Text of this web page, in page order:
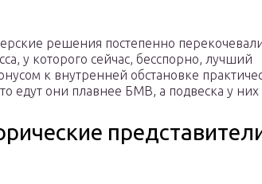
решения постепенно
у которого сейчас, бесспорно, лучший
к внутренней обстановке
едут они плавнее БМВ, а подвеска у них